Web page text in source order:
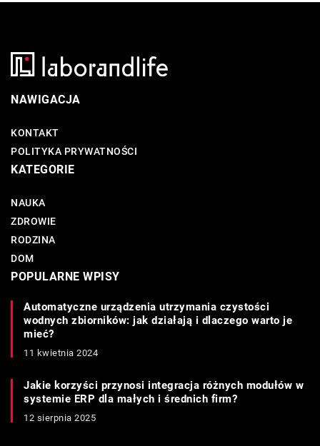
NAWIGACJA
KONTAKT
POLITYKA PRYWATNOŚCI
KATEGORIE
NAUKA
ZDROWIE
RODZINA
DOM
POPULARNE WPISY
Automatyczne urządzenia utrzymania czystości
wodnych zbiorników: jak działają i dlaczego warto je
mieć?
11 kwietnia 2024
Jakie korzyści przynosi integracja różnych modułów w
systemie ERP dla małych i średnich firm?
12 sierpnia 2025